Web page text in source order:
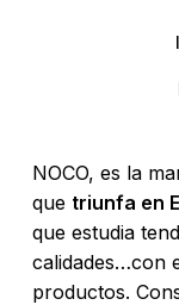
No
NOCO, es la
que triunfa en
que estudia
calidades…con
productos.